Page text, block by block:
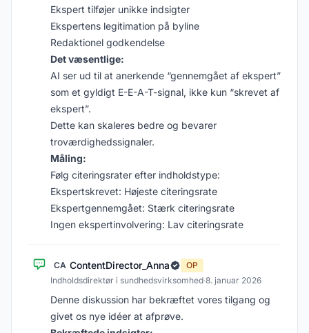
Ekspert tilføjer unikke indsigter
Ekspertens legitimation på byline
Redaktionel godkendelse
Det væsentlige:
AI ser ud til at anerkende “gennemgået af ekspert”
som et gyldigt E-E-A-T-signal, ikke kun “skrevet af
ekspert”.
Dette kan skaleres bedre og bevarer
troværdighedssignaler.
Måling:
Følg citeringsrater efter indholdstype:
Ekspertskrevet: Højeste citeringsrate
Ekspertgennemgået: Stærk citeringsrate
Ingen ekspertinvolvering: Lav citeringsrate
CA ContentDirector_Anna
OP
Indholdsdirektør i sundhedsvirksomhed·8. januar 2026
Denne diskussion har bekræftet vores tilgang og
givet os nye idéer at afprøve.